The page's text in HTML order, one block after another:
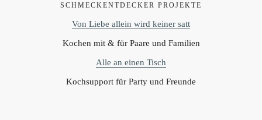
SCHMECKENTDECKER PROJEKTE
Von Liebe allein wird keiner satt
Kochen mit & für Paare und Familien
Alle an einen Tisch
Kochsupport für Party und Freunde